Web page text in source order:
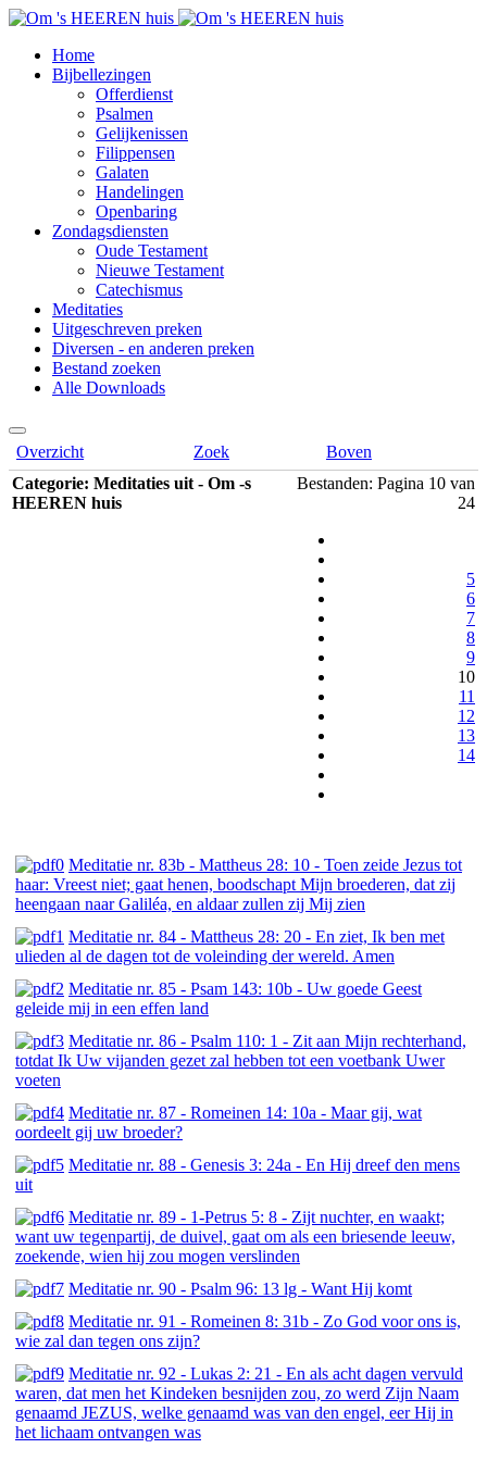
Home
Bijbellezingen
Offerdienst
Psalmen
Gelijkenissen
Filippensen
Galaten
Handelingen
Openbaring
Zondagsdiensten
Oude Testament
Nieuwe Testament
Catechismus
Meditaties
Uitgeschreven preken
Diversen - en anderen preken
Bestand zoeken
Alle Downloads
Overzicht Zoek
Boven
Categorie: Meditaties uit - Om -s
HEEREN huis
Bestanden: Pagina 10 van
24
5
6
7
8
9
10
11
12
13
14
Meditatie nr. 83b - Mattheus 28: 10 - Toen zeide Jezus tot
haar: Vreest niet; gaat henen, boodschapt Mijn broederen, dat zij
heengaan naar Galiléa, en aldaar zullen zij Mij zien
Meditatie nr. 84 - Mattheus 28: 20 - En ziet, Ik ben met
ulieden al de dagen tot de voleinding der wereld. Amen
Meditatie nr. 85 - Psam 143: 10b - Uw goede Geest
geleide mij in een effen land
Meditatie nr. 86 - Psalm 110: 1 - Zit aan Mijn rechterhand,
totdat Ik Uw vijanden gezet zal hebben tot een voetbank Uwer
voeten
Meditatie nr. 87 - Romeinen 14: 10a - Maar gij, wat
oordeelt gij uw broeder?
Meditatie nr. 88 - Genesis 3: 24a - En Hij dreef den mens
uit
Meditatie nr. 89 - 1-Petrus 5: 8 - Zijt nuchter, en waakt;
want uw tegenpartij, de duivel, gaat om als een briesende leeuw,
zoekende, wien hij zou mogen verslinden
Meditatie nr. 90 - Psalm 96: 13 lg - Want Hij komt
Meditatie nr. 91 - Romeinen 8: 31b - Zo God voor ons is,
wie zal dan tegen ons zijn?
Meditatie nr. 92 - Lukas 2: 21 - En als acht dagen vervuld
waren, dat men het Kindeken besnijden zou, zo werd Zijn Naam
genaamd JEZUS, welke genaamd was van den engel, eer Hij in
het lichaam ontvangen was